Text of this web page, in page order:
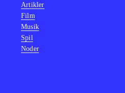
Artikler
Film
Musik
Spil
Noder